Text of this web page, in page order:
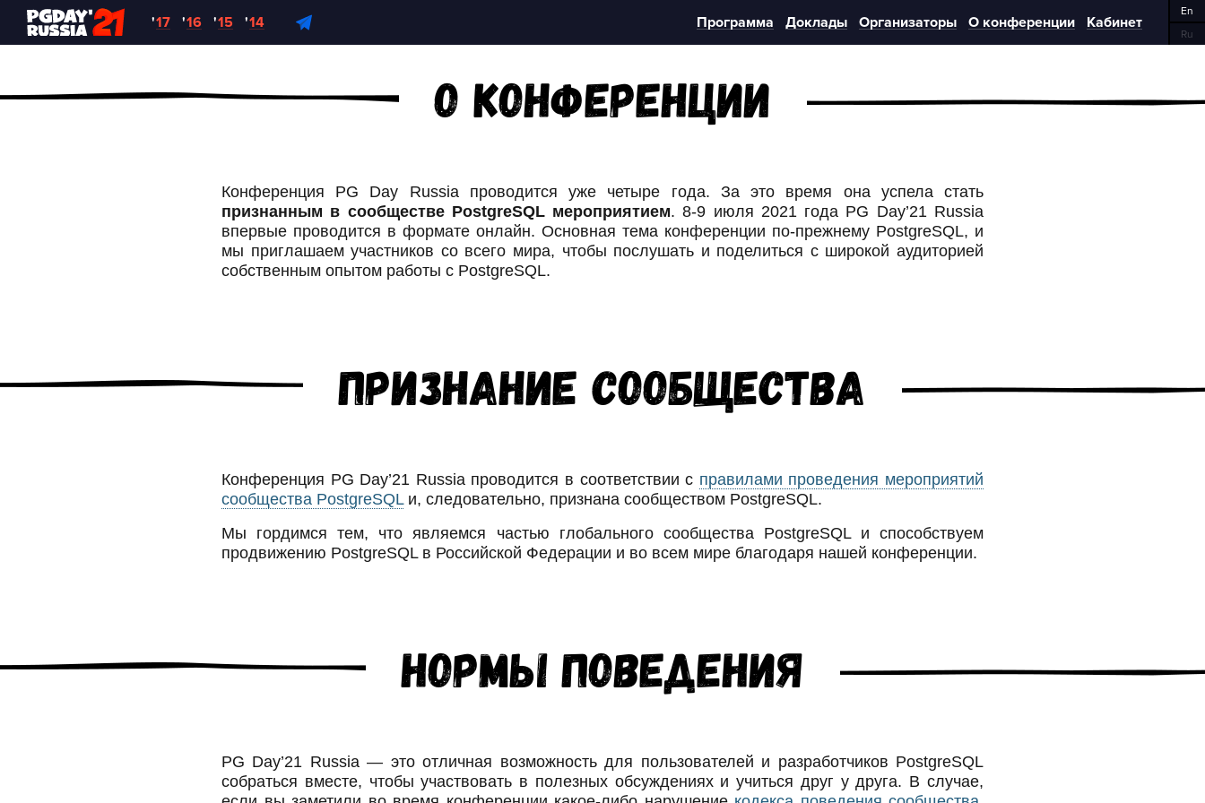
'17 '16 '15 '14 Программа Доклады Организаторы О конференции Кабинет
En
Ru
О конференции
Конференция PG Day Russia проводится уже четыре года. За это время она успела стать
признанным в сообществе PostgreSQL мероприятием. 8-9 июля 2021 года PG Day’21 Russia
впервые проводится в формате онлайн. Основная тема конференции по-прежнему PostgreSQL, и
мы приглашаем участников со всего мира, чтобы послушать и поделиться с широкой аудиторией
собственным опытом работы с PostgreSQL.
Признание сообщества
Конференция PG Day’21 Russia проводится в соответствии с правилами проведения мероприятий
сообщества PostgreSQLи, следовательно, признана сообществом PostgreSQL.
Мы гордимся тем, что являемся частью глобального сообщества PostgreSQL и способствуем
продвижению PostgreSQL в Российской Федерации и во всем мире благодаря нашей конференции.
Нормы поведения
PG Day’21 Russia — это отличная возможность для пользователей и разработчиков PostgreSQL
собраться вместе, чтобы участвовать в полезных обсуждениях и учиться друг у друга. В случае,